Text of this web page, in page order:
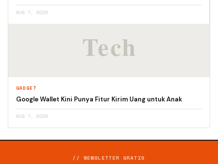
AUG 7, 2026
GADGET
Google Wallet Kini Punya Fitur Kirim Uang untuk Anak
AUG 7, 2026
// NEWSLETTER GRATIS